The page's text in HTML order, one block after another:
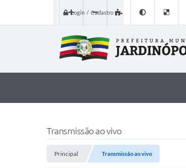
Login / Cadastro
Transmissão ao vivo
Principal Transmissão ao vivo